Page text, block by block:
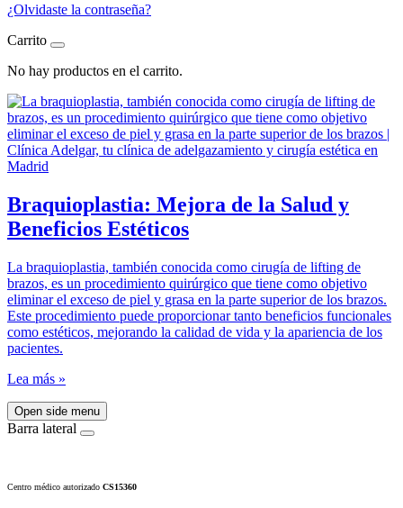
¿Olvidaste la contraseña?
Carrito
No hay productos en el carrito.
Braquioplastia: Mejora de la Salud y
Beneficios Estéticos
La braquioplastia, también conocida como cirugía de lifting de
brazos, es un procedimiento quirúrgico que tiene como objetivo
eliminar el exceso de piel y grasa en la parte superior de los brazos.
Este procedimiento puede proporcionar tanto beneficios funcionales
como estéticos, mejorando la calidad de vida y la apariencia de los
pacientes.
Lea más »
Open side menu
Barra lateral
Centro médico autorizado CS15360